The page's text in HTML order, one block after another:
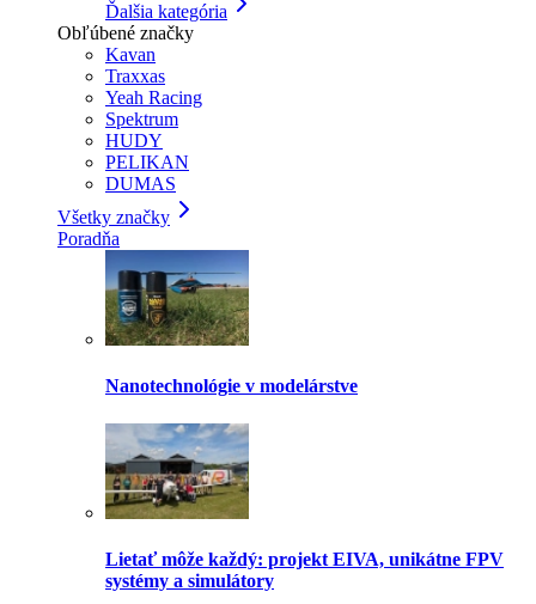
Ďalšia kategória
Obľúbené značky
Kavan
Traxxas
Yeah Racing
Spektrum
HUDY
PELIKAN
DUMAS
Všetky značky
Poradňa
Nanotechnológie v modelárstve
Lietať môže každý: projekt EIVA, unikátne FPV
systémy a simulátory